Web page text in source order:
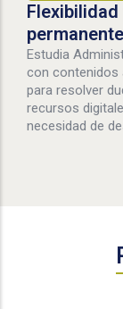
permanente
Estudia
con
para resolver
recursos
necesidad de